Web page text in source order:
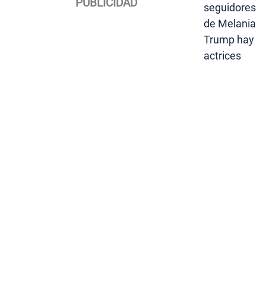
seguidores
de Melania
Trump hay
actrices